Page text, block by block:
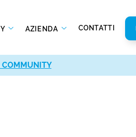
AZIENDA CONTATTI
COMMUNITY